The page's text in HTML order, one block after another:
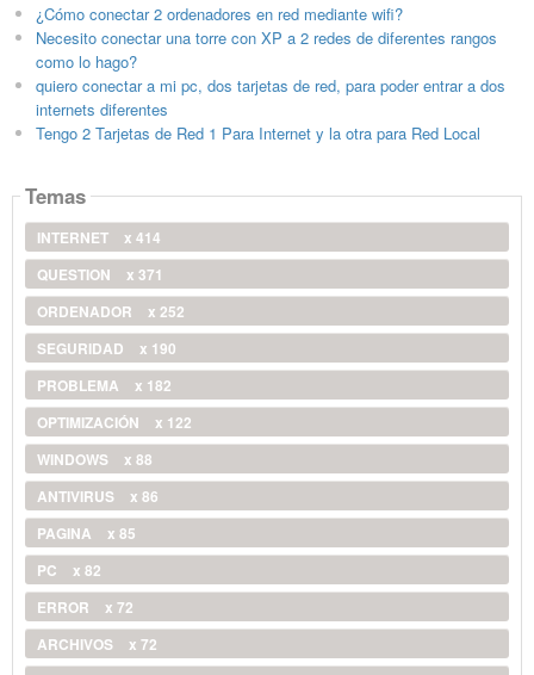
¿Cómo conectar 2 ordenadores en red mediante wifi?
Necesito conectar una torre con XP a 2 redes de diferentes rangos
como lo hago?
quiero conectar a mi pc, dos tarjetas de red, para poder entrar a dos
internets diferentes
Tengo 2 Tarjetas de Red 1 Para Internet y la otra para Red Local
Temas
INTERNET
x 414
QUESTION
x 371
ORDENADOR
x 252
SEGURIDAD
x 190
PROBLEMA
x 182
OPTIMIZACIÓN
x 122
WINDOWS
x 88
ANTIVIRUS
x 86
PAGINA
x 85
PC
x 82
ERROR
x 72
ARCHIVOS
x 72